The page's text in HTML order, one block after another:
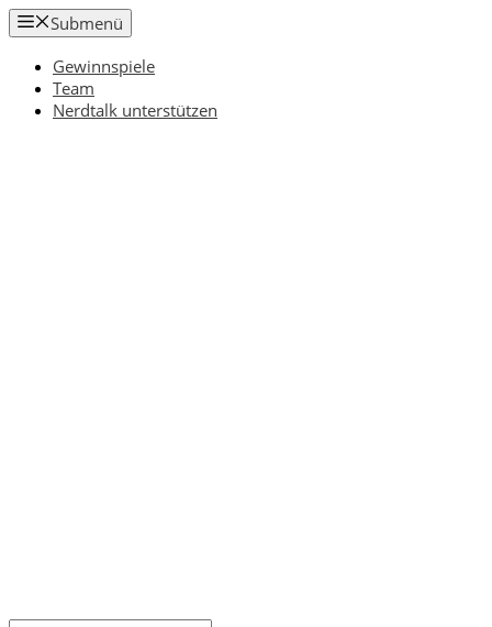
Zum
Inhalt
springen
Submenü
Gewinnspiele
Team
Nerdtalk unterstützen